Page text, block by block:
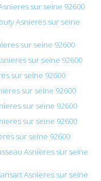
sur seine 92600
Asnieres sur seine
sur seine 92600
sur seine 92600
sur seine 92600
sur seine 92600
sur seine 92600
sur seine 92600
sur seine 92600
Asnieres sur seine
Asnieres sur seine